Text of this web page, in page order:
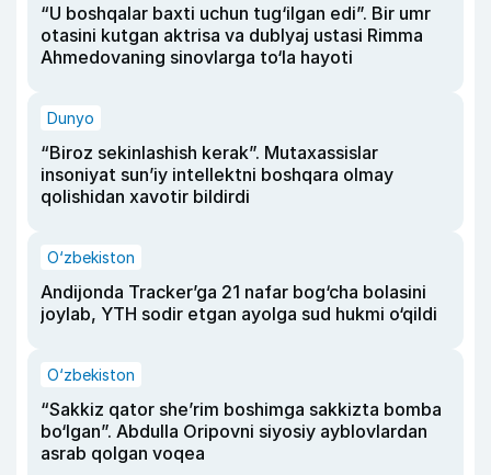
“U boshqalar baxti uchun tug‘ilgan edi”. Bir umr
otasini kutgan aktrisa va dublyaj ustasi Rimma
Ahmedovaning sinovlarga to‘la hayoti
Dunyo
“Biroz sekinlashish kerak”. Mutaxassislar
insoniyat sun’iy intellektni boshqara olmay
qolishidan xavotir bildirdi
O‘zbekiston
Andijonda Tracker’ga 21 nafar bog‘cha bolasini
joylab, YTH sodir etgan ayolga sud hukmi o‘qildi
O‘zbekiston
“Sakkiz qator she’rim boshimga sakkizta bomba
bo‘lgan”. Abdulla Oripovni siyosiy ayblovlardan
asrab qolgan voqea